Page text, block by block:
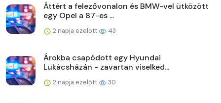
Áttért a felezővonalon és BMW-vel ütközött
egy Opel a 87-es ...
2 napja ezelőtt 43
Árokba csapódott egy Hyundai
Lukácsházán - zavartan viselked...
2 napja ezelőtt 30